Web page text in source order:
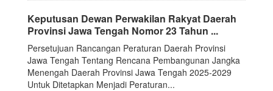
Keputusan Dewan Perwakilan Rakyat Daerah
Provinsi Jawa Tengah Nomor 23 Tahun ...
Persetujuan Rancangan Peraturan Daerah Provinsi
Jawa Tengah Tentang Rencana Pembangunan Jangka
Menengah Daerah Provinsi Jawa Tengah 2025-2029
Untuk Ditetapkan Menjadi Peraturan...